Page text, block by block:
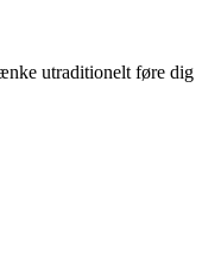
utraditionelt føre dig